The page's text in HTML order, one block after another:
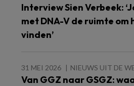
Interview Sien Verbeek:
met DNA-V de ruimte om
vinden’
31 MEI 2026 NIEUWS UIT DE
Van GGZ naar GSGZ: